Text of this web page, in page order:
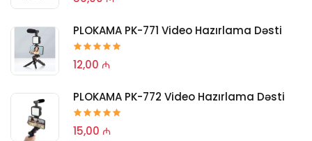
PLOKAMA PK-771 Video Hazırlama Dəsti
12,00 ₼
PLOKAMA PK-772 Video Hazırlama Dəsti
15,00 ₼